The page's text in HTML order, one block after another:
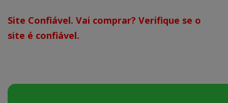
Site Confiável. Vai comprar? Verifique se o
site é confiável.